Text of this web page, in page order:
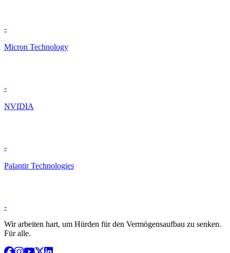
-
Micron Technology
-
NVIDIA
-
Palantir Technologies
-
Wir arbeiten hart, um Hürden für den Vermögensaufbau zu senken.
Für alle.